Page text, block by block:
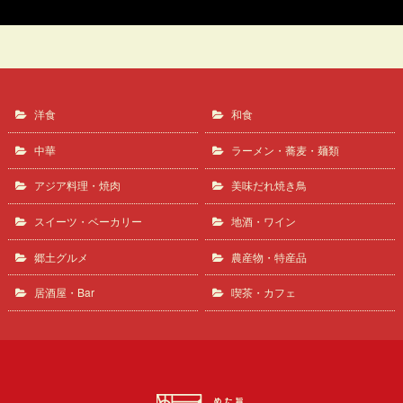
洋食 和食
中華 ラーメン・蕎麦・麺類
アジア料理・焼肉 美味だれ焼き鳥
スイーツ・ベーカリー 地酒・ワイン
郷土グルメ 農産物・特産品
居酒屋・Bar 喫茶・カフェ